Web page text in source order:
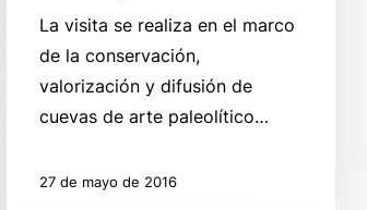
La visita se realiza en el marco
de la conservación,
valorización y difusión de
cuevas de arte paleolítico…
27 de mayo de 2016